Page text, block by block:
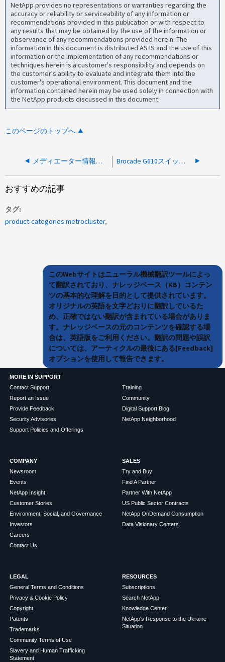
NetApp provides no representations or warranties regarding the
accuracy or reliability or serviceability of any information or
recommendations provided in this publication or with respect to
any results that may be obtained by the use of the information or
observance of any recommendations provided herein. The
information in this document is distributed AS IS and the use of this
information or the implementation of any recommendations or
techniques herein is a customer's responsibility and depends on
the customer's ability to evaluate and integrate them into the
customer's operational environment. This document and the
information contained herein may be used solely in connection with
the NetApp products discussed in this document.
このページのトップへ
メディエーター情報を取得できません Brocade G610スイッチにログインできない
おすすめの記事
タグ
product-categories:metrocluster
このWebサイトはニューラル機械翻訳ツールによっ
て翻訳されており、ナレッジベース（KB）コンテン
ツの基本的な理解を目的として提供されています。
オリジナルの英語を文字どおりに翻訳しているた
め、正確ではない翻訳が含まれている場合がありま
す。ナレッジベースの元のコンテンツを確認する場
合は、英語版をご利用ください。翻訳の問題や誤訳
については、アーティクルの最後にある[Feedback]
オプションを使用して報告できます。
MORE IN SUPPORT
Contact Support
Report an Issue
Provide Feedback
Security Advisories
Support Policies and Offerings
Training
Community
Digital Support Blog
NetApp Neighborhood
COMPANY
Newsroom
Events
NetApp Insight
Customer Stories
Environment, Social, and Governance
Investors
Careers
Contact Us
SALES
Try and Buy
Find A Partner
Partner With NetApp
US Public Sector Contracts
NetApp OnDemand Consumption
Data Visionary Centers
LEGAL
General Terms and Conditions
Privacy & Cookie Policy
Copyright
Patents
Trademarks
Community Terms of Use
Slavery and Human Trafficking
Statement
RESOURCES
Subscriptions
Search NetApp
Knowledge Center
NetApp's Response to the Ukraine
Situation